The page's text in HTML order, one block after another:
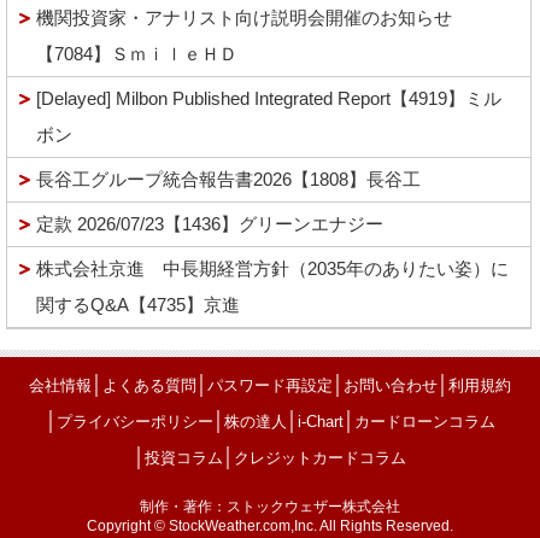
機関投資家・アナリスト向け説明会開催のお知らせ
【7084】ＳｍｉｌｅＨＤ
[Delayed] Milbon Published Integrated Report【4919】ミル
ボン
長谷工グループ統合報告書2026【1808】長谷工
定款 2026/07/23【1436】グリーンエナジー
株式会社京進 中長期経営方針（2035年のありたい姿）に
関するQ&A【4735】京進
会社情報 よくある質問 パスワード再設定 お問い合わせ 利用規約
プライバシーポリシー 株の達人 i-Chart│ カードローンコラム
投資コラム クレジットカードコラム
制作・著作：ストックウェザー株式会社
Copyright © StockWeather.com,Inc. All Rights Reserved.